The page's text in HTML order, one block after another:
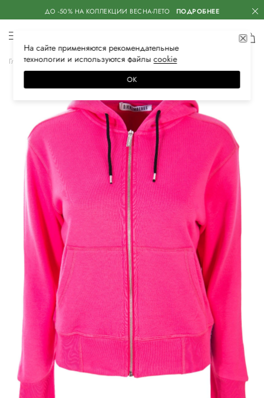
ДО -50% НА КОЛЛЕКЦИИ ВЕСНА-ЛЕТО ПОДРОБНЕЕ
Главная Женская Одежда Толстовки Худи
На сайте применяются рекомендательные
технологии и используются файлысооkiе
ОК